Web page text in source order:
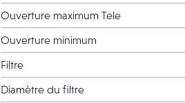
Ouverture maximum Tele
Ouverture minimum
Filtre
Diamètre du filtre